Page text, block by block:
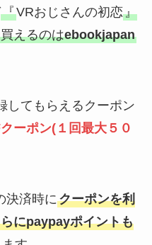
『VRおじさんの初恋』
えるのはebookjapan
してもらえるクーポン
ーポン(１回最大５０
決済時にクーポンを利
にpaypayポイントも